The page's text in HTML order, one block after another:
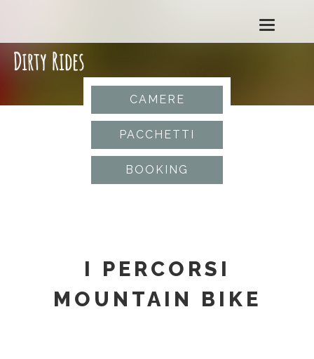
T
CAMERE
PACCHETTI
BOOKING
I PERCORSI
MOUNTAIN BIKE